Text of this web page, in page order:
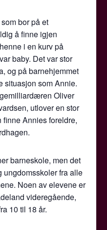
bor på et
å finne igjen
i en kurv på
baby. Det var stor
og på barnehjemmet
situasjon som Annie.
Oliver
utlover en stor
Annies foreldre,
barneskole, men det
ungdomsskoler fra alle
Noen av elevene er
videregående,
10 til 18 år.